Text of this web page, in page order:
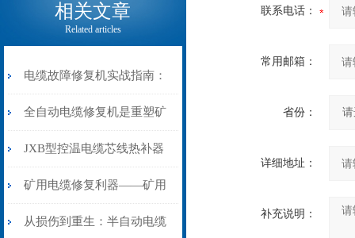
相关文章
Related articles
电缆故障修复机实战指南：
从“盲测”到“精确定点”的三
步作业法
全自动电缆修复机是重塑矿
山电力动脉的“智能外科医
生”
JXB型控温电缆芯线热补器
安装与接线：精准修复的工
艺基石
矿用电缆修复利器——矿用
电缆热补机智能控温，安全
从损伤到重生：半自动电缆
联系电话：
常用邮箱：
省份：
详细地址：
补充说明：